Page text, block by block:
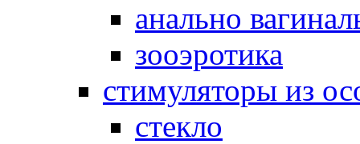
анально
зооэротика
стимуляторы из
стекло